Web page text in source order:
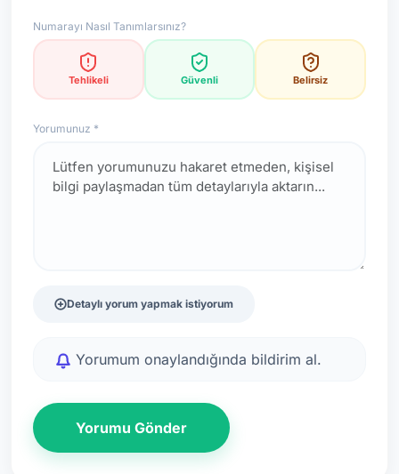
Numarayı Nasıl Tanımlarsınız?
Tehlikeli Güvenli Belirsiz
Yorumunuz *
Detaylı yorum yapmak istiyorum
Yorumum onaylandığında bildirim al.
Yorumu Gönder